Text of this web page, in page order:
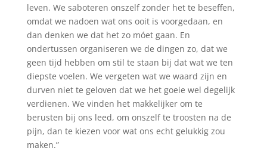
leven. We saboteren onszelf zonder het te beseffen,
omdat we nadoen wat ons ooit is voorgedaan, en
dan denken we dat het zo móet gaan. En
ondertussen organiseren we de dingen zo, dat we
geen tijd hebben om stil te staan bij dat wat we ten
diepste voelen. We vergeten wat we waard zijn en
durven niet te geloven dat we het goeie wel degelijk
verdienen. We vinden het makkelijker om te
berusten bij ons leed, om onszelf te troosten na de
pijn, dan te kiezen voor wat ons echt gelukkig zou
maken.”